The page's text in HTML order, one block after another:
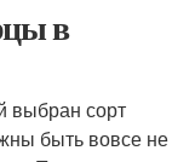
в
выбран сорт
быть вовсе не